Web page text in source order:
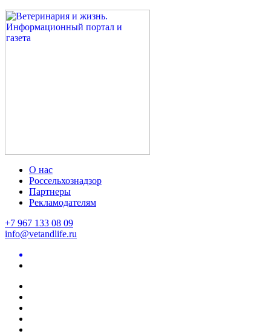
О нас
Россельхознадзор
Партнеры
Рекламодателям
+7 967 133 08 09
info@vetandlife.ru